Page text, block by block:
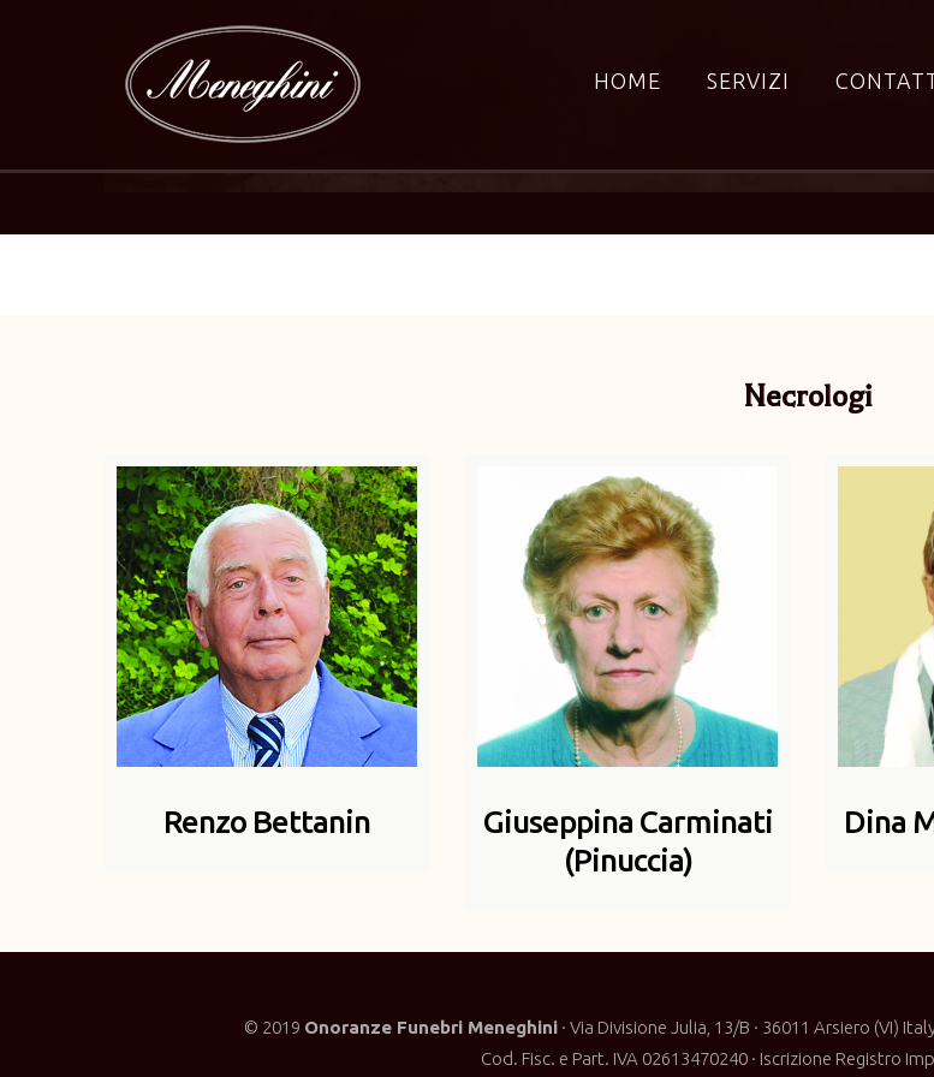
HOME SERVIZI
Necrologi
Renzo Bettanin
Giuseppina Carminati
(Pinuccia)
Dina
© 2019 Onoranze Funebri Meneghini· Via Divisione Julia, 13/B · 36011 Arsiero (VI) Italy
Cod. Fisc. e Part. IVA 02613470240 · Iscrizione Registro